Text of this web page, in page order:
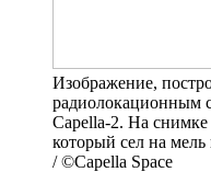
Изображение,
радиолокационным
Capella-2. На снимке
который сел на
/ ©Capella Space